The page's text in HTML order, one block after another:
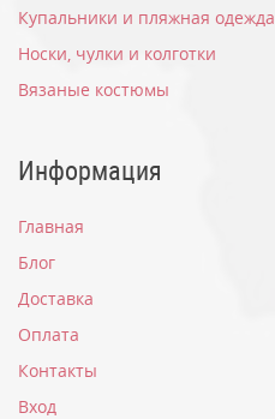
Купальники и пляжная одежда
Носки, чулки и колготки
Вязаные костюмы
Информация
Главная
Блог
Доставка
Оплата
Контакты
Вход